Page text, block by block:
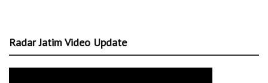
Radar Jatim Video Update